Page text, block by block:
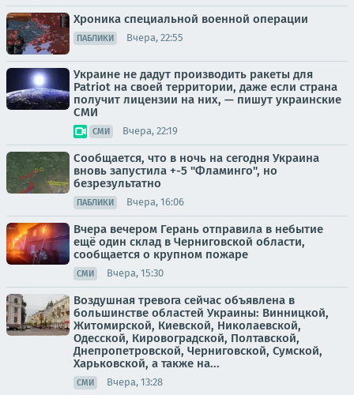
Хроника специальной военной операции
ПАБЛИКИ Вчера, 22:55
Украине не дадут производить ракеты для
Patriot на своей территории, даже если страна
получит лицензии на них, — пишут украинские
СМИ
СМИ Вчера, 22:19
Сообщается, что в ночь на сегодня Украина
вновь запустила +-5 "Фламинго", но
безрезультатно
ПАБЛИКИ Вчера, 16:06
Вчера вечером Герань отправила в небытие
ещё один склад в Черниговской области,
сообщается о крупном пожаре
СМИ Вчера, 15:30
Воздушная тревога сейчас объявлена в
большинстве областей Украины: Винницкой,
Житомирской, Киевской, Николаевской,
Одесской, Кировоградской, Полтавской,
Днепропетровской, Черниговской, Сумской,
Харьковской, а также на...
СМИ Вчера, 13:28